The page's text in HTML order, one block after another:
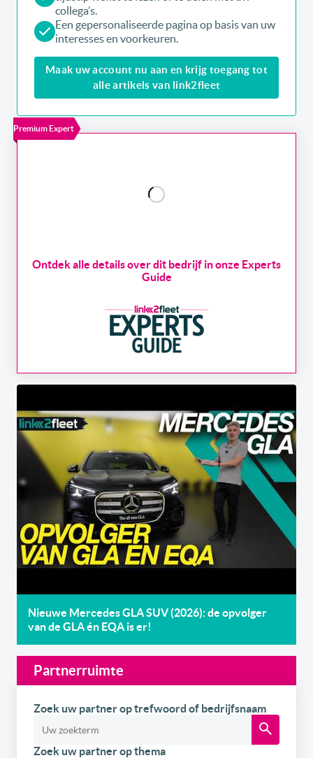
collega’s.
Een gepersonaliseerde pagina op basis van uw
interesses en voorkeuren.
Maak uw account nu aan en krijg toegang tot
alle artikels van link2fleet
Premium Expert
Ontdek alle details over dit bedrijf in onze Experts
Guide
Nieuwe Mercedes GLA SUV (2026): de opvolger
van de GLA én EQA is er!
Partnerruimte
Zoek uw partner op trefwoord of bedrijfsnaam
Zoek uw partner op thema